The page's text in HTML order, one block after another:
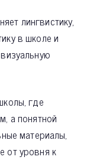
лингвистику,
в школе и
где
а понятной
материалы,
от уровня к